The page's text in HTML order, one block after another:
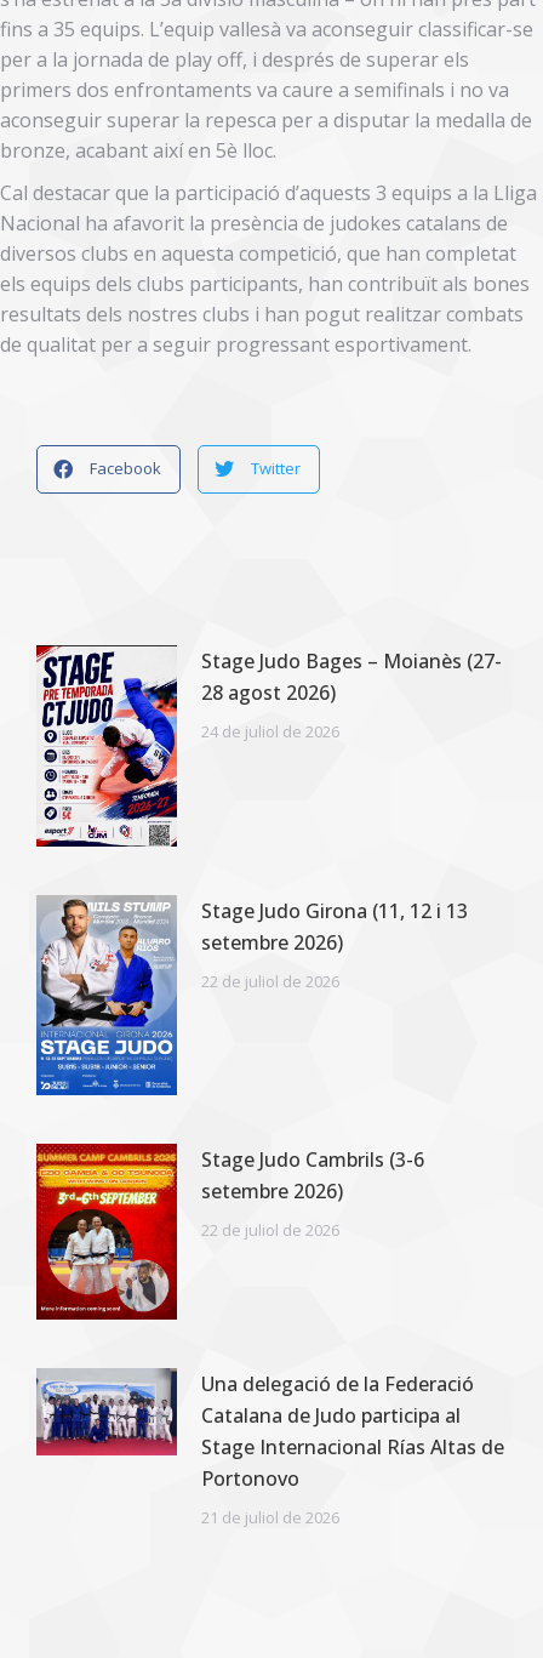
fins a 35 equips. L’equip vallesà va aconseguir classificar-se
per a la jornada de play off, i després de superar els
primers dos enfrontaments va caure a semifinals i no va
aconseguir superar la repesca per a disputar la medalla de
bronze, acabant així en 5è lloc.
Cal destacar que la participació d’aquests 3 equips a la Lliga
Nacional ha afavorit la presència de judokes catalans de
diversos clubs en aquesta competició, que han completat
els equips dels clubs participants, han contribuït als bones
resultats dels nostres clubs i han pogut realitzar combats
de qualitat per a seguir progressant esportivament.
Facebook Twitter
Stage Judo Bages – Moianès (27-
28 agost 2026)
24 de juliol de 2026
Stage Judo Girona (11, 12 i 13
setembre 2026)
22 de juliol de 2026
Stage Judo Cambrils (3-6
setembre 2026)
22 de juliol de 2026
Una delegació de la Federació
Catalana de Judo participa al
Stage Internacional Rías Altas de
Portonovo
21 de juliol de 2026